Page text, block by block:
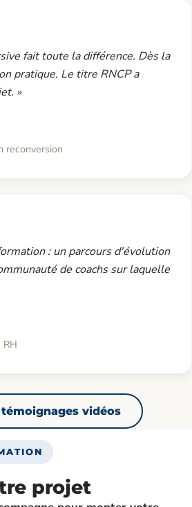
fait toute la différence. Dès la
pratique. Le titre RNCP a
»
reconversion
: un parcours d'évolution
de coachs sur laquelle
RH
vidéos
projet